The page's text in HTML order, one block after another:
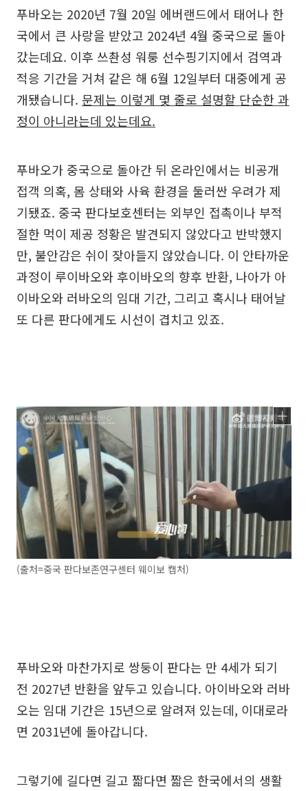
푸바오는 2020년 7월 20일 에버랜드에서 태어나 한
국에서 큰 사랑을 받았고 2024년 4월 중국으로 돌아
갔는데요. 이후 쓰촨성 워룽 선수핑기지에서 검역과
적응 기간을 거쳐 같은 해 6월 12일부터 대중에게 공
개됐습니다. 문제는 이렇게 몇 줄로 설명할 단순한 과
정이 아니라는데 있는데요.
푸바오가 중국으로 돌아간 뒤 온라인에서는 비공개
접객 의혹, 몸 상태와 사육 환경을 둘러싼 우려가 제
기됐죠. 중국 판다보호센터는 외부인 접촉이나 부적
절한 먹이 제공 정황은 발견되지 않았다고 반박했지
만, 불안감은 쉬이 잦아들지 않았습니다. 이 안타까운
과정이 루이바오와 후이바오의 향후 반환, 나아가 아
이바오와 러바오의 임대 기간, 그리고 혹시나 태어날
또 다른 판다에게도 시선이 겹치고 있죠.
(출처=중국 판다보존연구센터 웨이보 캡처)
푸바오와 마찬가지로 쌍둥이 판다는 만 4세가 되기
전 2027년 반환을 앞두고 있습니다. 아이바오와 러바
오는 임대 기간은 15년으로 알려져 있는데, 이대로라
면 2031년에 돌아갑니다.
그렇기에 길다면 길고 짧다면 짧은 한국에서의 생활